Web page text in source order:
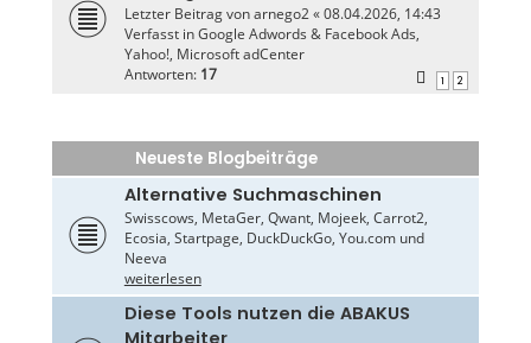
Letzter Beitrag vonarnego2«08.04.2026, 14:43
Verfasst inGoogle Adwords & Facebook Ads,
Yahoo!, Microsoft adCenter
Antworten: 17 1 2
Neueste Blogbeiträge
Alternative Suchmaschinen
Swisscows, MetaGer, Qwant, Mojeek, Carrot2,
Ecosia, Startpage, DuckDuckGo, You.com und
Neeva
weiterlesen
Diese Tools nutzen die ABAKUS
Mitarbeiter